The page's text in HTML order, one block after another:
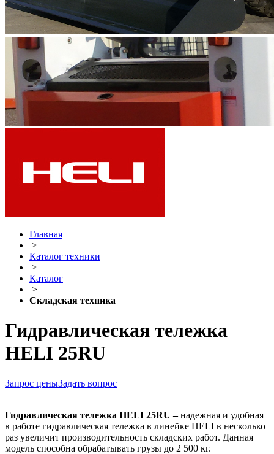
Главная
>
Каталог техники
>
Каталог
>
Складская техника
Гидравлическая тележка
HELI 25RU
Запрос ценыЗадать вопрос
Гидравлическая тележка HELI 25RU –надежная и удобная
в работе гидравлическая тележка в линейке HELI в несколько
раз увеличит производительность складских работ. Данная
модель способна обрабатывать грузы до 2 500 кг.